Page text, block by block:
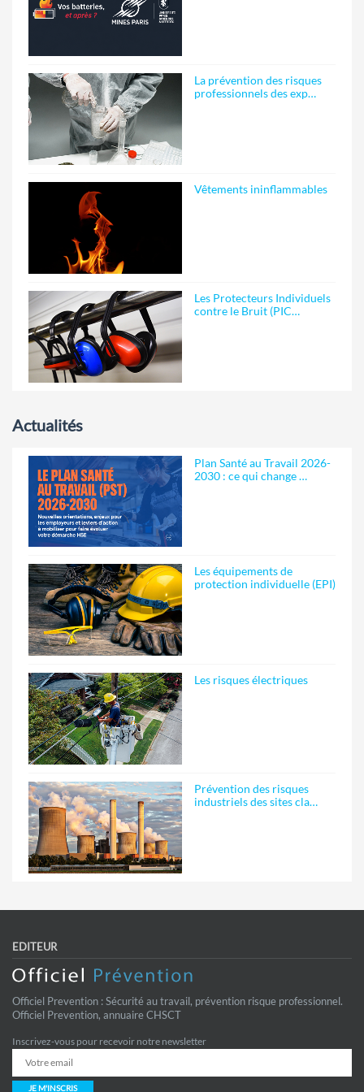
La prévention des risques
professionnels des exp…
Vêtements ininflammables
Les Protecteurs Individuels
contre le Bruit (PIC…
Actualités
Plan Santé au Travail 2026-
2030 : ce qui change …
Les équipements de
protection individuelle (EPI)
Les risques électriques
Prévention des risques
industriels des sites cla…
EDITEUR
Officiel Prevention : Sécurité au travail, prévention risque professionnel.
Officiel Prevention, annuaire CHSCT
Inscrivez-vous pour recevoir notre newsletter
JE M'INSCRIS